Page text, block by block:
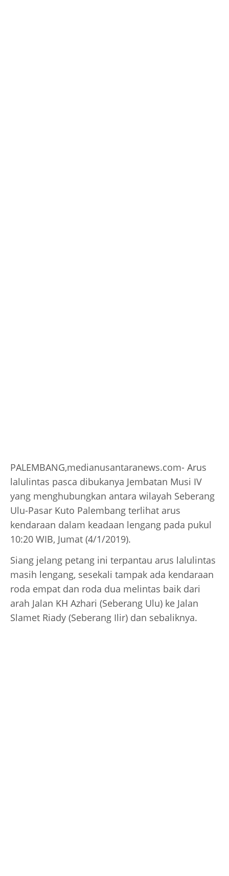
PALEMBANG,medianusantaranews.com- Arus
lalulintas pasca dibukanya Jembatan Musi IV
yang menghubungkan antara wilayah Seberang
Ulu-Pasar Kuto Palembang terlihat arus
kendaraan dalam keadaan lengang pada pukul
10:20 WIB, Jumat (4/1/2019).
Siang jelang petang ini terpantau arus lalulintas
masih lengang, sesekali tampak ada kendaraan
roda empat dan roda dua melintas baik dari
arah Jalan KH Azhari (Seberang Ulu) ke Jalan
Slamet Riady (Seberang Ilir) dan sebaliknya.